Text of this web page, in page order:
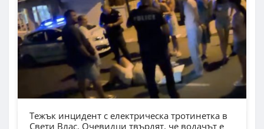
Тежък инцидент с електрическа тротинетка в
Свети Влас. Очевидци твърдят, че водачът е